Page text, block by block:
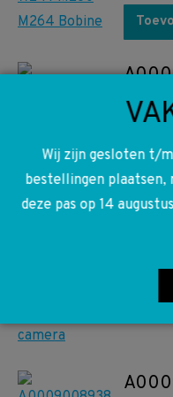
W118
€
Wij zijn gesloten t/
bestellingen plaatsen,
deze pas op 14